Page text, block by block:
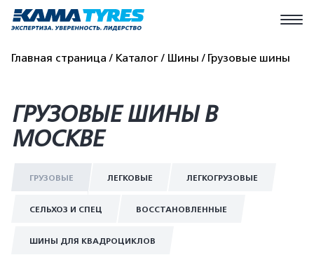
Главная страница Каталог Шины Грузовые шины
ГРУЗОВЫЕ ШИНЫ В
МОСКВЕ
ГРУЗОВЫЕ ЛЕГКОВЫЕ ЛЕГКОГРУЗОВЫЕ
СЕЛЬХОЗ И СПЕЦ ВОССТАНОВЛЕННЫЕ
ШИНЫ ДЛЯ КВАДРОЦИКЛОВ